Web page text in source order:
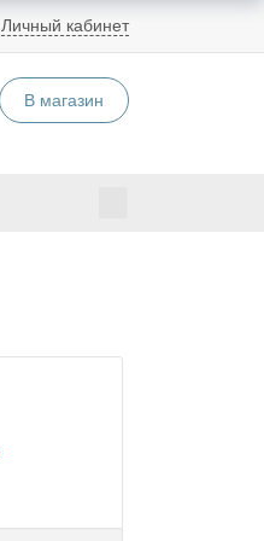
Личный кабинет
В магазин